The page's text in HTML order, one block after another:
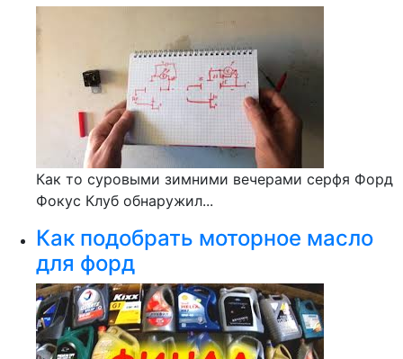
Как то суровыми зимними вечерами серфя Форд
Фокус Клуб обнаружил...
Как подобрать моторное масло
для форд